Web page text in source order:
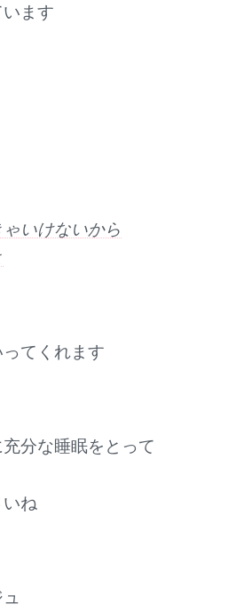
ます
いけないから
てくれます
分な睡眠をとって
ね